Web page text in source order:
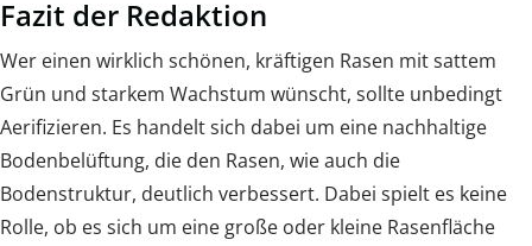
Fazit der Redaktion
Wer einen wirklich schönen, kräftigen Rasen mit sattem
Grün und starkem Wachstum wünscht, sollte unbedingt
Aerifizieren. Es handelt sich dabei um eine nachhaltige
Bodenbelüftung, die den Rasen, wie auch die
Bodenstruktur, deutlich verbessert. Dabei spielt es keine
Rolle, ob es sich um eine große oder kleine Rasenfläche